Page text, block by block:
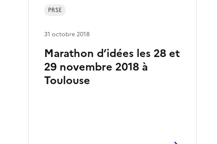
Marathon d’idées les 28 et
29 novembre 2018 à
Toulouse
PRSE
31 octobre 2018